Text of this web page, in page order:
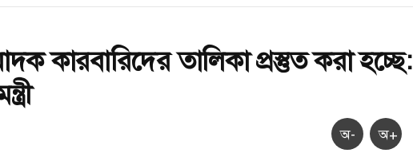
কারবারিদের তালিকা প্রস্তুত করা হচ্ছে:
অ- অ+